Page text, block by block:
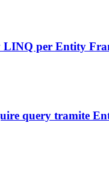
LINQ per Entity
query tramite